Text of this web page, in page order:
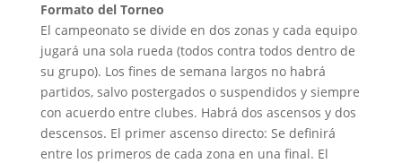
Formato del Torneo
El campeonato se divide en dos zonas y cada equipo
jugará una sola rueda (todos contra todos dentro de
su grupo). Los fines de semana largos no habrá
partidos, salvo postergados o suspendidos y siempre
con acuerdo entre clubes. Habrá dos ascensos y dos
descensos. El primer ascenso directo: Se definirá
entre los primeros de cada zona en una final. El